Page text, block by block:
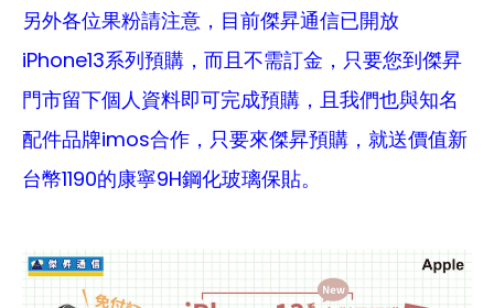
另外各位果粉請注意，目前傑昇通信已開放
iPhone13系列預購，而且不需訂金，只要您到傑昇
門市留下個人資料即可完成預購，且我們也與知名
配件品牌imos合作，只要來傑昇預購，就送價值新
台幣1190的康寧9H鋼化玻璃保貼。